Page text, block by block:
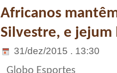
Africanos
Silvestre, e jejum
31/dez/2015 . 13:30
Globo Esportes